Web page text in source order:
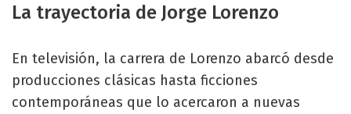
La trayectoria de Jorge Lorenzo
En televisión, la carrera de Lorenzo abarcó desde
producciones clásicas hasta ficciones
contemporáneas que lo acercaron a nuevas